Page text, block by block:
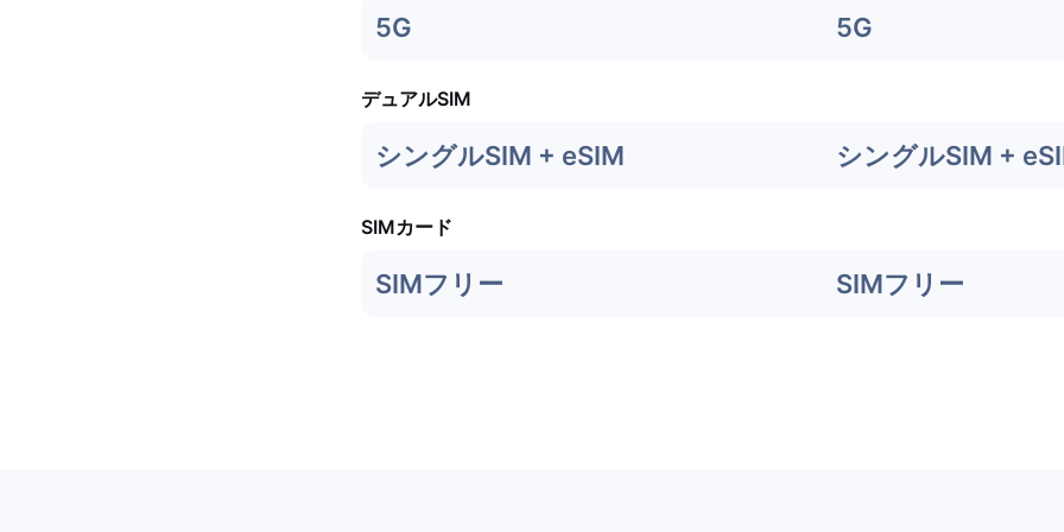
5G 5G
デュアルSIM
シングルSIM + eSIM シングルSIM +
SIMカード
SIMフリー SIMフリー